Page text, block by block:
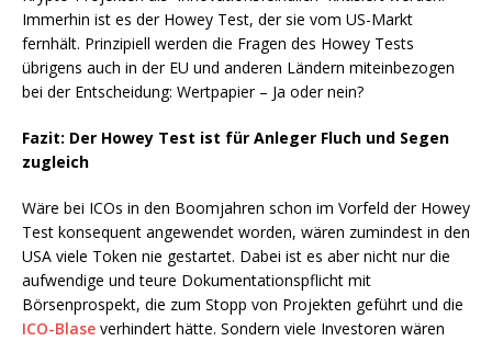
Immerhin ist es der Howey Test, der sie vom US-Markt
fernhält. Prinzipiell werden die Fragen des Howey Tests
übrigens auch in der EU und anderen Ländern miteinbezogen
bei der Entscheidung: Wertpapier – Ja oder nein?
Fazit: Der Howey Test ist für Anleger Fluch und Segen
zugleich
Wäre bei ICOs in den Boomjahren schon im Vorfeld der Howey
Test konsequent angewendet worden, wären zumindest in den
USA viele Token nie gestartet. Dabei ist es aber nicht nur die
aufwendige und teure Dokumentationspflicht mit
Börsenprospekt, die zum Stopp von Projekten geführt und die
ICO-Blase verhindert hätte. Sondern viele Investoren wären